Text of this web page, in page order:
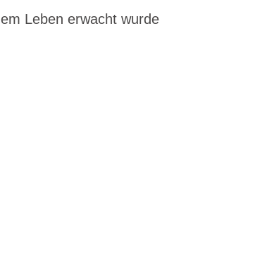
Leben erwacht wurde